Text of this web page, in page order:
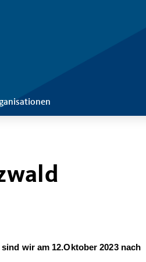
wir am 12.Oktober 2023 nach